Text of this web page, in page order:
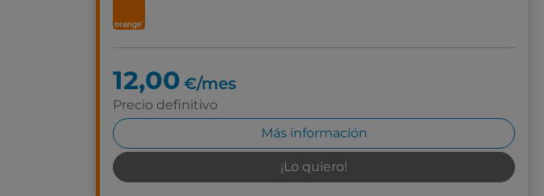
12,00 €/mes
Precio definitivo
Más información
¡Lo quiero!